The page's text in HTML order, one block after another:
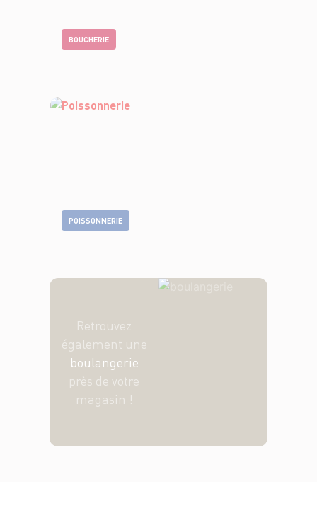
BOUCHERIE
POISSONNERIE
Retrouvez
également une
boulangerie
près de votre
magasin !